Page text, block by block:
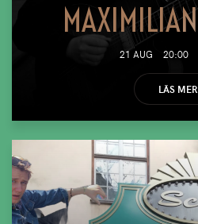
21 AUG 20:00
LÄS MER